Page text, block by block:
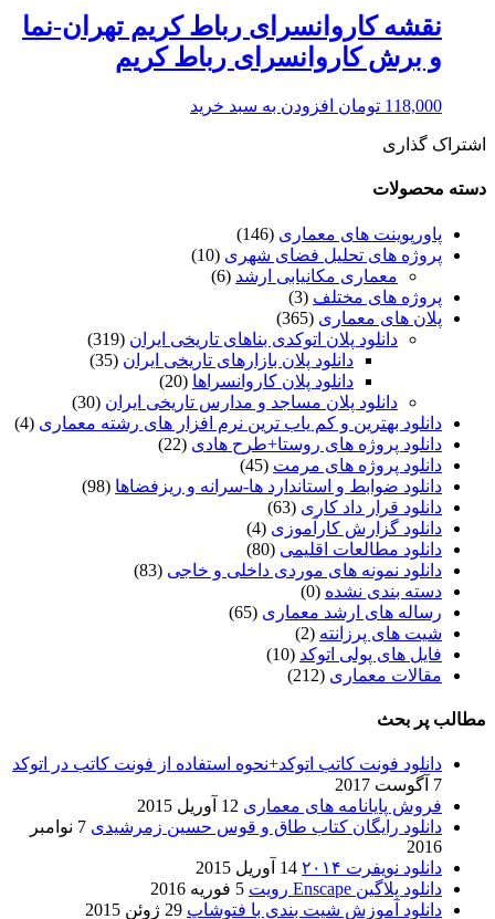
نقشه کاروانسرای رباط کریم تهران-نما
و برش کاروانسرای رباط کریم
118,000 تومان افزودن به سبد خرید
اشتراک گذاری
دسته محصولات
پاورپوینت های معماری (146)
پروژه های تحلیل فضای شهری (10)
معماری مکانیابی ارشد (6)
پروژه های مختلف (3)
پلان های معماری (365)
دانلود پلان اتوکدی بناهای تاریخی ایران (319)
دانلود پلان بازارهای تاریخی ایران (35)
دانلود پلان کاروانسراها (20)
دانلود پلان مساجد و مدارس تاریخی ایران (30)
دانلود بهترین و کم یاب ترین نرم افزار های رشته معماری (4)
دانلود پروژه های روستا+طرح هادی (22)
دانلود پروژه های مرمت (45)
دانلود ضوابط و استاندارد ها-سرانه و ریزفضاها (98)
دانلود قرار داد کاری (63)
دانلود گزارش کارآموزی (4)
دانلود مطالعات اقلیمی (80)
دانلود نمونه های موردی داخلی و خاجی (83)
دسته بندی نشده (0)
رساله های ارشد معماری (65)
شیت های پرزانته (2)
فایل های پولی اتوکد (10)
مقالات معماری (212)
مطالب پر بحث
دانلود فونت کاتب اتوکد+نحوه استفاده از فونت کاتب در اتوکد
7 آگوست 2017
فروش پایانامه های معماری 12 آوریل 2015
دانلود رایگان کتاب طاق و قوس حسین زمرشیدی
7 نوامبر
2016
دانلود نویفرت ۲۰۱۴
14 آوریل 2015
دانلود پلاگین Enscape رویت
5 فوریه 2016
دانلود آموزش شیت بندی با فتوشاپ 29 ژوئن 2015